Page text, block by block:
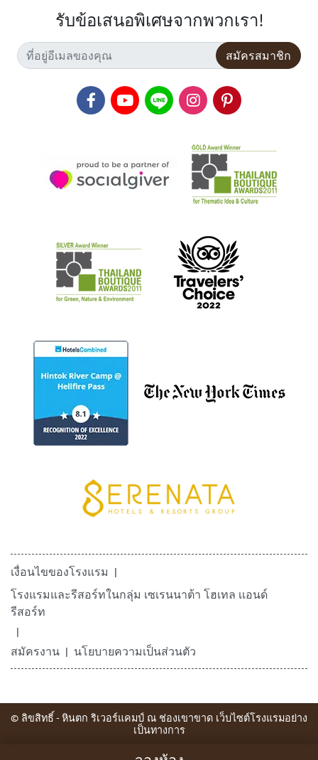
รับข้อเสนอพิเศษจากพวกเรา!
สมัครสมาชิก
เงื่อนไขของโรงแรม
โรงแรมและรีสอร์ทในกลุ่ม เซเรนนาต้า โฮเทล เเอนด์
รีสอร์ท
สมัครงาน นโยบายความเป็นส่วนตัว
© ลิขสิทธิ์ - หินตก ริเวอร์แคมป์ ณ ช่องเขาขาด เว็บไซต์โรงแรมอย่าง
เป็นทางการ